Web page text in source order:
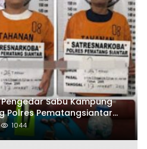
Sabu Kampung
Polres Pematangsiantar
Sabu
1044